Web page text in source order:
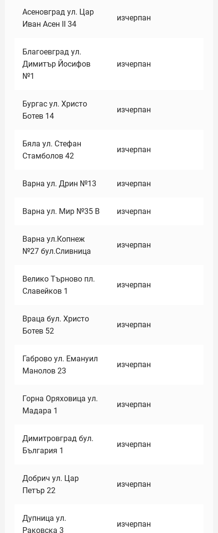
Асеновград ул. Цар
Иван Асен II 34
изчерпан
Благоевград ул.
Димитър Йосифов
№1
изчерпан
Бургас ул. Христо
Ботев 14
изчерпан
Бяла ул. Стефан
Стамболов 42
изчерпан
Варна ул. Дрин №13 изчерпан
Варна ул. Мир №35 В изчерпан
Варна ул.Копнеж
№27 бул.Сливница
изчерпан
Велико Търново пл.
Славейков 1
изчерпан
Враца бул. Христо
Ботев 52
изчерпан
Габрово ул. Емануил
Манолов 23
изчерпан
Горна Оряховица ул.
Мадара 1
изчерпан
Димитровград бул.
България 1
изчерпан
Добрич ул. Цар
Петър 22
изчерпан
Дупница ул.
Раковска 3
изчерпан